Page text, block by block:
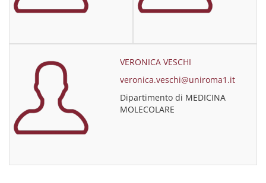
VERONICA VESCHI
veronica.veschi@uniroma1.it
Dipartimento di MEDICINA
MOLECOLARE